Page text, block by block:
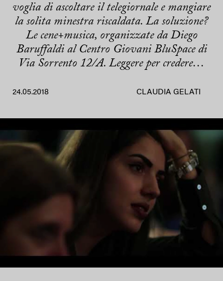
voglia di ascoltare il telegiornale e mangiare
la solita minestra riscaldata. La soluzione?
Le cene+musica, organizzate da Diego
Baruffaldi al Centro Giovani BluSpace di
Via Sorrento 12/A. Leggere per credere…
24.05.2018 CLAUDIA GELATI